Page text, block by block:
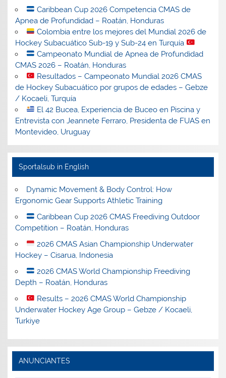
Caribbean Cup 2026 Competencia CMAS de
Apnea de Profundidad – Roatán, Honduras
Colombia entre los mejores del Mundial 2026 de
Hockey Subacuático Sub-19 y Sub-24 en Turquía
Campeonato Mundial de Apnea de Profundidad
CMAS 2026 – Roatán, Honduras
Resultados – Campeonato Mundial 2026 CMAS
de Hockey Subacuático por grupos de edades – Gebze
/ Kocaeli, Turquía
El 42 Bucea, Experiencia de Buceo en Piscina y
Entrevista con Jeannete Ferraro, Presidenta de FUAS en
Montevideo, Uruguay
Sportalsub in English
Dynamic Movement & Body Control: How
Ergonomic Gear Supports Athletic Training
Caribbean Cup 2026 CMAS Freediving Outdoor
Competition – Roatán, Honduras
2026 CMAS Asian Championship Underwater
Hockey – Cisarua, Indonesia
2026 CMAS World Championship Freediving
Depth – Roatán, Honduras
Results – 2026 CMAS World Championship
Underwater Hockey Age Group – Gebze / Kocaeli,
Turkiye
ANUNCIANTES